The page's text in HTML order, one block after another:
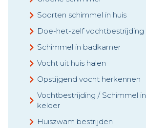
Soorten schimmel in huis
Doe-het-zelf vochtbestrijding
Schimmel in badkamer
Vocht uit huis halen
Opstijgend vocht herkennen
Vochtbestrijding / Schimmel in
kelder
Huiszwam bestrijden